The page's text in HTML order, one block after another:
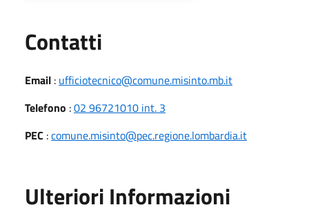
Contatti
Email : ufficiotecnico@comune.misinto.mb.it
Telefono :02 96721010 int. 3
PEC :comune.misinto@pec.regione.lombardia.it
Ulteriori Informazioni